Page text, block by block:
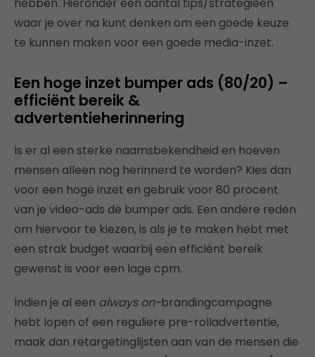
waar je over na kunt denken om een goede keuze
te kunnen maken voor een goede media-inzet.
Een hoge inzet bumper ads (80/20) –
efficiënt bereik &
advertentieherinnering
Is er al een sterke naamsbekendheid en hoeven
mensen alleen nog herinnerd te worden? Kies dan
voor een hoge inzet en gebruik voor 80 procent
van je video-ads de bumper ads. Een andere reden
om hiervoor te kiezen, is als je te maken hebt met
een strak budget waarbij een efficiënt bereik
gewenst is voor een lage cpm.
Indien je al een always on-brandingcampagne
hebt lopen of een reguliere pre-rolladvertentie,
maak dan retargetinglijsten aan van de mensen die